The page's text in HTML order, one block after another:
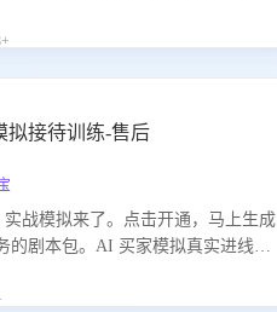
支持，帮助用户高效管理和利用知
拟接待训练-售后
战模拟来了。点击开通，马上生成
的剧本包。AI 买家模拟真实进线咨
应对要点，轻松提升服务能力。